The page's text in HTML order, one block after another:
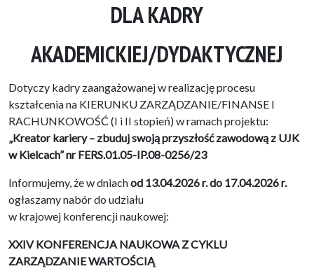
DLA KADRY
AKADEMICKIEJ/DYDAKTYCZNEJ
Dotyczy kadry zaangażowanej w realizację procesu
kształcenia na KIERUNKU ZARZĄDZANIE/FINANSE I
RACHUNKOWOŚĆ (I i II stopień) w ramach projektu:
„Kreator kariery – zbuduj swoją przyszłość zawodową z UJK
w Kielcach” nr FERS.01.05-IP.08-0256/23
Informujemy, że w dniachod 13.04.2026 r. do 17.04.2026 r.
ogłaszamy nabór do udziału
w krajowej konferencji naukowej:
XXIV KONFERENCJA NAUKOWA Z CYKLU
ZARZĄDZANIE WARTOŚCIĄ